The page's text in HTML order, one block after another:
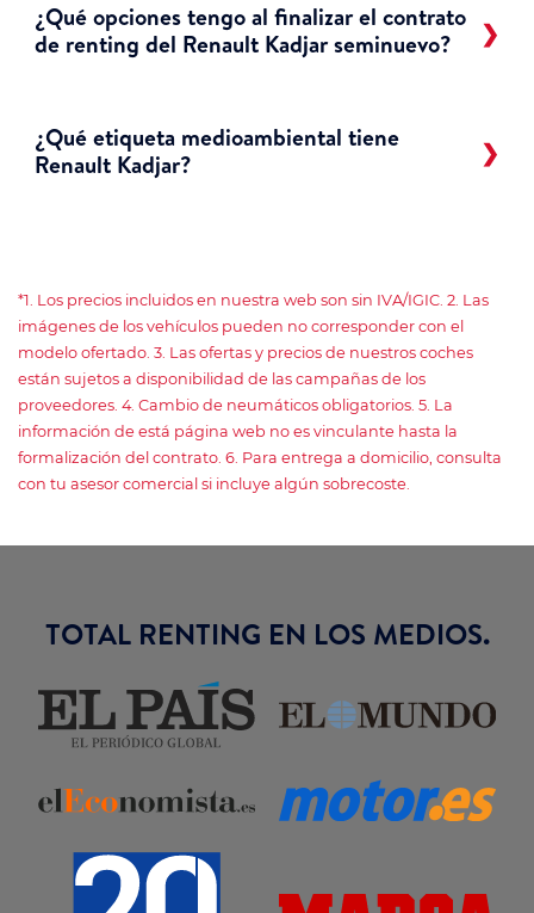
¿Qué opciones tengo al finalizar el contrato
de renting del Renault Kadjar seminuevo?
¿Qué etiqueta medioambiental tiene
Renault Kadjar?
*1. Los precios incluidos en nuestra web son sin IVA/IGIC. 2. Las
imágenes de los vehículos pueden no corresponder con el
modelo ofertado. 3. Las ofertas y precios de nuestros coches
están sujetos a disponibilidad de las campañas de los
proveedores. 4. Cambio de neumáticos obligatorios. 5. La
información de está página web no es vinculante hasta la
formalización del contrato. 6. Para entrega a domicilio, consulta
con tu asesor comercial si incluye algún sobrecoste.
TOTAL RENTING EN LOS MEDIOS.